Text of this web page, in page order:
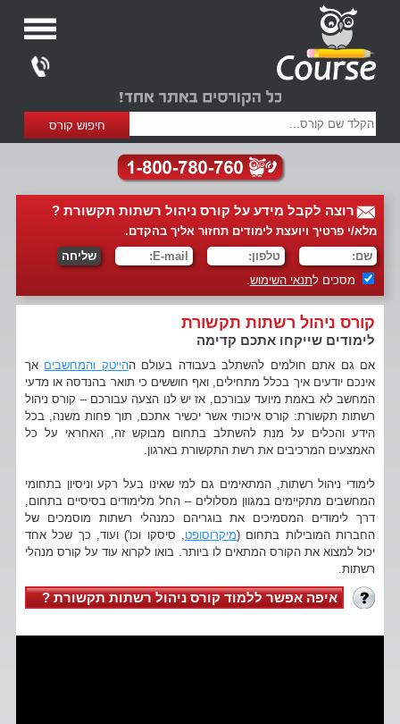
רוצה לקבל מידע על קורס ניהול רשתות תקשורת ?
מלא/י פרטיך ויועצת לימודים תחזור אליך בהקדם.
מסכים לתנאי השימוש.
קורס ניהול רשתות תקשורת
לימודים שייקחו אתכם קדימה
אם גם אתם חולמים להשתלב בעבודה בעולם ההייטק והמחשבים אך
אינכם יודעים איך בכלל מתחילים, ואף חוששים כי תואר בהנדסה או מדעי
המחשב לא באמת מיועד עבורכם, אז יש לנו הצעה עבורכם – קורס ניהול
רשתות תקשורת: קורס איכותי אשר יכשיר אתכם, תוך פחות משנה, בכל
הידע והכלים על מנת להשתלב בתחום מבוקש זה, האחראי על כל
האמצעים המרכיבים את רשת התקשורת בארגון.
לימודי ניהול רשתות, המתאימים גם למי שאינו בעל רקע וניסיון בתחומי
המחשבים מתקיימים במגוון מסלולים – החל מלימודים בסיסיים בתחום,
דרך לימודים המסמיכים את בוגריהם כמנהלי רשתות מוסמכים של
החברות המובילות בתחום (מיקרוסופט, סיסקו וכו') ועוד, כך שכל אחד
יכול למצוא את הקורס המתאים לו ביותר. בואו לקרוא עוד על קורס מנהלי
רשתות.
איפה אפשר ללמוד קורס ניהול רשתות תקשורת ?